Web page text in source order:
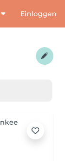
Einloggen